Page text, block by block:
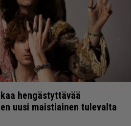
hengästyttävää
uusi maistiainen tulevalta